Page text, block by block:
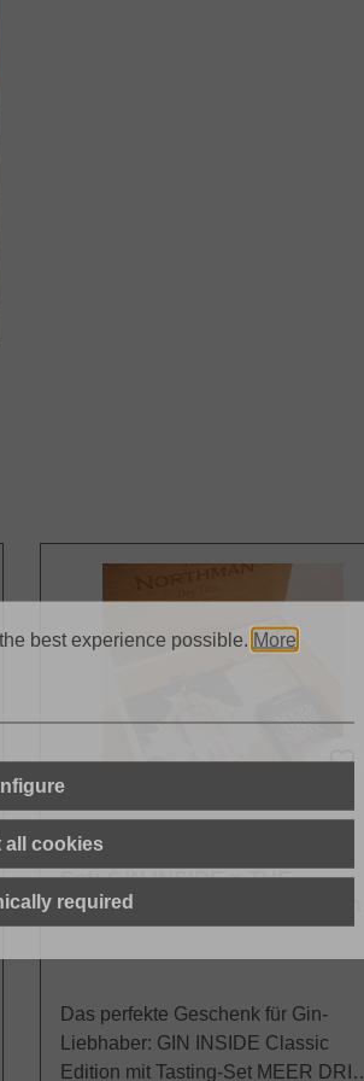
Set: GIN INSIDE x THE
NORTHMAN - Classic Edition
mit Meer Drin Box
Das perfekte Geschenk für Gin-
Liebhaber: GIN INSIDE Classic
Edition mit Tasting-Set MEER DRIN
best experience possible. More
all cookies
required